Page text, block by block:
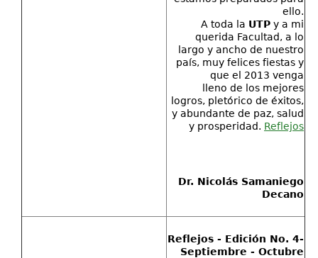
ello.
A toda la UTP y a mi
querida Facultad, a lo
largo y ancho de nuestro
país, muy felices fiestas y
que el 2013 venga
lleno de los mejores
logros, pletórico de éxitos,
y abundante de paz, salud
y prosperidad. Reflejos
Dr. Nicolás Samaniego
Decano
Reflejos - Edición No. 4-
Septiembre - Octubre